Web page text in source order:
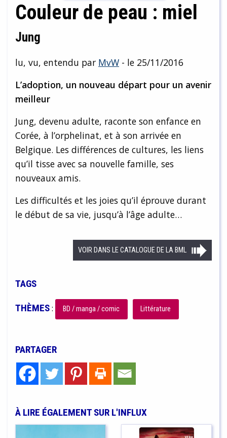
Couleur de peau : miel
Jung
lu, vu, entendu par MvW - le 25/11/2016
L’adoption, un nouveau départ pour un avenir
meilleur
Jung, devenu adulte, raconte son enfance en
Corée, à l’orphelinat, et à son arrivée en
Belgique. Les différences de cultures, les liens
qu’il tisse avec sa nouvelle famille, ses
nouveaux amis.
Les difficultés et les joies qu’il éprouve durant
le début de sa vie, jusqu’à l’âge adulte…
VOIR DANS LE CATALOGUE DE LA BML
TAGS
THÈMES: BD / manga / comic Littérature
PARTAGER
À LIRE ÉGALEMENT SUR L'INFLUX